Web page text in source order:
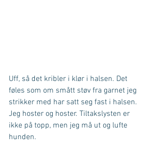
Uff, så det kribler i klør i halsen. Det
føles som om smått støv fra garnet jeg
strikker med har satt seg fast i halsen.
Jeg hoster og hoster. Tiltakslysten er
ikke på topp, men jeg må ut og lufte
hunden.